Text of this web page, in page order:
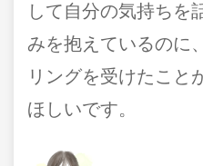
して自分の気持ちを
みを抱えているのに
リングを受けたこと
ほしいです。